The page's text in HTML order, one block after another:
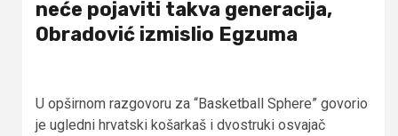
neće pojaviti takva generacija,
Obradović izmislio Egzuma
U opširnom razgovoru za “Basketball Sphere” govorio
je ugledni hrvatski košarkaš i dvostruki osvajač